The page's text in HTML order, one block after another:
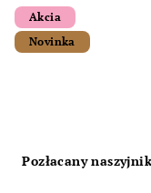
Akcia
Novinka
Pozłacany